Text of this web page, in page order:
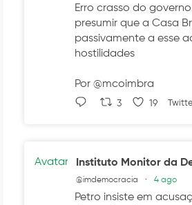
Erro crasso do
presumir que a Casa
passivamente a esse
hostilidades
Por @mcoimbra
3 19
Avatar Instituto Monitor da
@imdemocracia · 4 ago
Petro insiste em